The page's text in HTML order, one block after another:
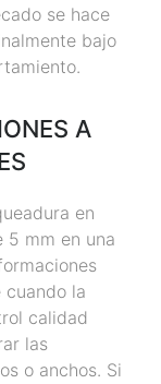
se hace
bajo
A
en
5 mm en una
cuando la
calidad
las
o anchos. Si